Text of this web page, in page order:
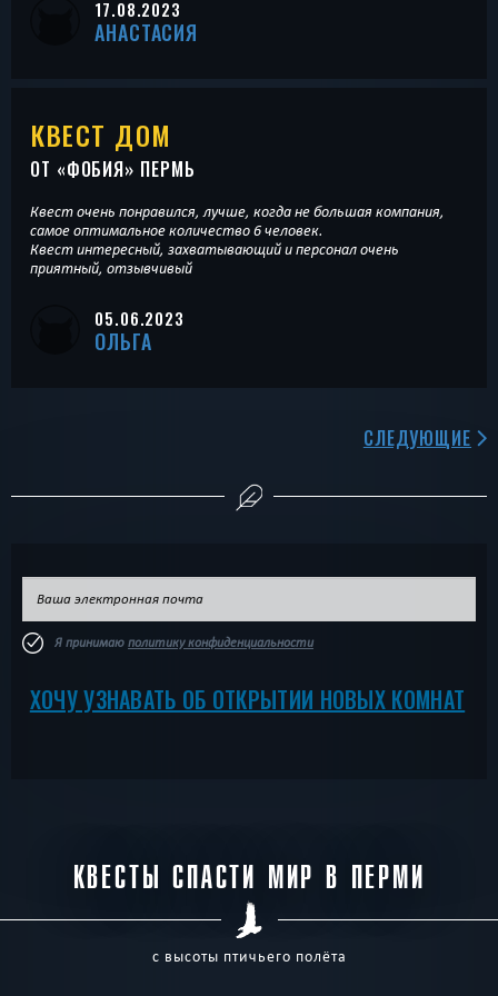
17.08.2023
АНАСТАСИЯ
КВЕСТ ДОМ
ОТ «ФОБИЯ» ПЕРМЬ
Квест очень понравился, лучше, когда не большая компания,
самое оптимальное количество 6 человек.
Квест интересный, захватывающий и персонал очень
приятный, отзывчивый
05.06.2023
ОЛЬГА
СЛЕДУЮЩИЕ
Я принимаю политику конфиденциальности
ХОЧУ УЗНАВАТЬ ОБ ОТКРЫТИИ НОВЫХ КОМНАТ
КВЕСТЫ СПАСТИ МИР В ПЕРМИ
с высоты птичьего полёта